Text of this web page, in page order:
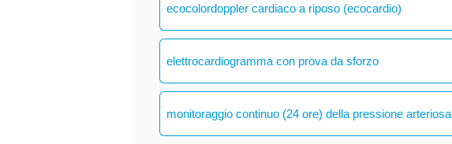
ecocolordoppler cardiaco a riposo (ecocardio)
elettrocardiogramma con prova da sforzo
monitoraggio continuo (24 ore) della pressione arteriosa